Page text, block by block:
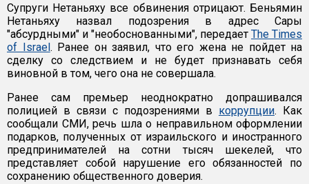
Супруги Нетаньяху все обвинения отрицают. Беньямин
Нетаньяху назвал подозрения в адрес Сары
"абсурдными" и "необоснованными", передает The Times
of Israel. Ранее он заявил, что его жена не пойдет на
сделку со следствием и не будет признавать себя
виновной в том, чего она не совершала.
Ранее сам премьер неоднократно допрашивался
полицией в связи с подозрениями в коррупции. Как
сообщали СМИ, речь шла о неправильном оформлении
подарков, полученных от израильского и иностранного
предпринимателей на сотни тысяч шекелей, что
представляет собой нарушение его обязанностей по
сохранению общественного доверия.